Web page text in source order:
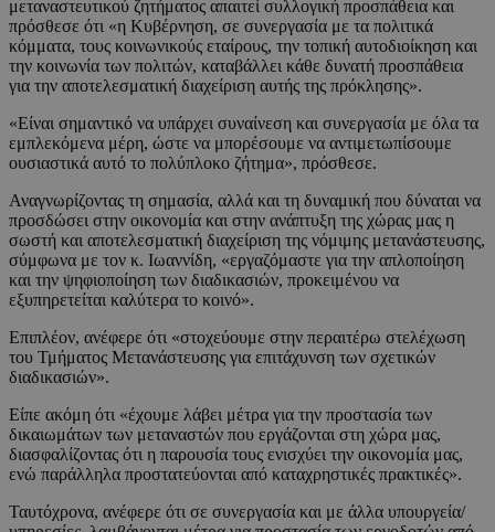
μεταναστευτικού ζητήματος απαιτεί συλλογική προσπάθεια και
πρόσθεσε ότι «η Κυβέρνηση, σε συνεργασία με τα πολιτικά
κόμματα, τους κοινωνικούς εταίρους, την τοπική αυτοδιοίκηση και
την κοινωνία των πολιτών, καταβάλλει κάθε δυνατή προσπάθεια
για την αποτελεσματική διαχείριση αυτής της πρόκλησης».
«Είναι σημαντικό να υπάρχει συναίνεση και συνεργασία με όλα τα
εμπλεκόμενα μέρη, ώστε να μπορέσουμε να αντιμετωπίσουμε
ουσιαστικά αυτό το πολύπλοκο ζήτημα», πρόσθεσε.
Αναγνωρίζοντας τη σημασία, αλλά και τη δυναμική που δύναται να
προσδώσει στην οικονομία και στην ανάπτυξη της χώρας μας η
σωστή και αποτελεσματική διαχείριση της νόμιμης μετανάστευσης,
σύμφωνα με τον κ. Ιωαννίδη, «εργαζόμαστε για την απλοποίηση
και την ψηφιοποίηση των διαδικασιών, προκειμένου να
εξυπηρετείται καλύτερα το κοινό».
Επιπλέον, ανέφερε ότι «στοχεύουμε στην περαιτέρω στελέχωση
του Τμήματος Μετανάστευσης για επιτάχυνση των σχετικών
διαδικασιών».
Είπε ακόμη ότι «έχουμε λάβει μέτρα για την προστασία των
δικαιωμάτων των μεταναστών που εργάζονται στη χώρα μας,
διασφαλίζοντας ότι η παρουσία τους ενισχύει την οικονομία μας,
ενώ παράλληλα προστατεύονται από καταχρηστικές πρακτικές».
Ταυτόχρονα, ανέφερε ότι σε συνεργασία και με άλλα υπουργεία/